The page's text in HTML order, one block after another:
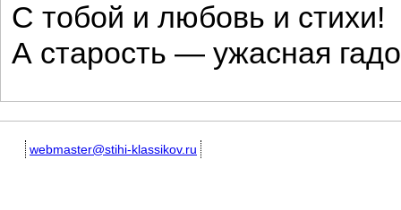
С тобой и любовь и стихи!
А старость — ужасная
webmaster@stihi-klassikov.ru